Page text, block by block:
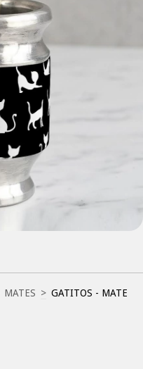
MATES > GATITOS - MATE